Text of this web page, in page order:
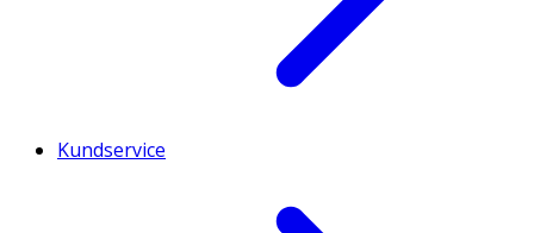
Kundservice